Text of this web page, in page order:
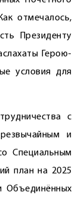
отмечалось,
Президенту
­Герою-
условия для
с
и
Специальным
план на 2025
Объединённых